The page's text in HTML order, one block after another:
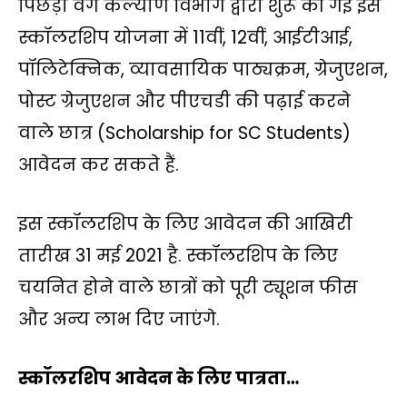
p
p
k
k
m
पिछड़ा वर्ग कल्याण विभाग द्वारा शुरू की गई इस
स्कॉलरशिप योजना में 11वीं, 12वीं, आईटीआई,
पॉलिटेक्निक, व्यावसायिक पाठ्यक्रम, ग्रेजुएशन,
पोस्ट ग्रेजुएशन और पीएचडी की पढ़ाई करने
वाले छात्र (Scholarship for SC Students)
आवेदन कर सकते हैं.
इस स्कॉलरशिप के लिए आवेदन की आखिरी
तारीख 31 मई 2021 है. स्कॉलरशिप के लिए
चयनित होने वाले छात्रों को पूरी ट्यूशन फीस
और अन्य लाभ दिए जाएंगे.
स्कॉलरशिप आवेदन के लिए पात्रता…